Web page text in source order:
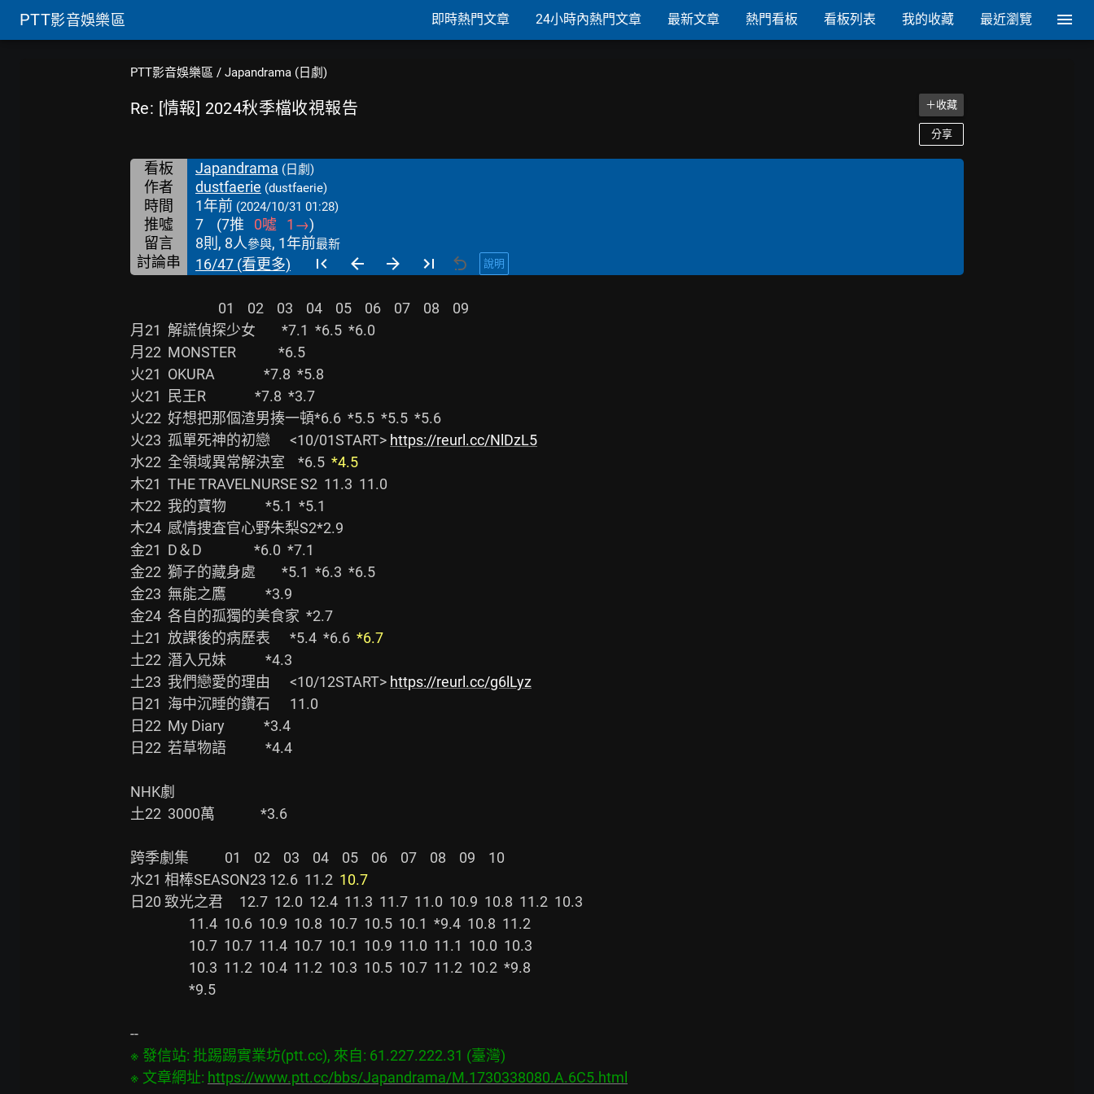
PTT影音娛樂區 即時熱門文章 24小時內熱門文章 最新文章 熱門看板 看板列表 我的收藏 最近瀏覽
PTT影音娛樂區 / Japandrama (日劇)
Re: [情報] 2024秋季檔收視報告 ＋收藏
分享
看板 Japandrama (日劇)
作者 dustfaerie (dustfaerie)
時間 1年前 (2024/10/31 01:28)
推噓 7 (7推 0噓 1 →)
留言
8則, 8人參與, 1年前最新
討論串 16/47 (看更多) 說明
月21  解謊偵探少女        *7.1  *6.5  *6.0
月22  MONSTER             *6.5
火21  OKURA               *7.8  *5.8
火21  民王R               *7.8  *3.7
火22  好想把那個渣男揍一頓*6.6  *5.5  *5.5  *5.6
火23  孤單死神的初戀      <10/01START> https://reurl.cc/NlDzL5
水22  全領域異常解決室    *6.5 *4.5
木21  THE TRAVELNURSE S2  11.3  11.0
木22  我的寶物            *5.1  *5.1
木24  感情捜査官心野朱梨S2*2.9
金21  D＆D                *6.0  *7.1
金22  獅子的藏身處        *5.1  *6.3  *6.5
金23  無能之鷹            *3.9
金24  各自的孤獨的美食家  *2.7
土21  放課後的病歷表      *5.4  *6.6 *6.7
土22  潛入兄妹            *4.3
土23  我們戀愛的理由      <10/12START> https://reurl.cc/g6lLyz
日21  海中沉睡的鑽石      11.0
日22  My Diary            *3.4
日22  若草物語            *4.4
NHK劇
土22  3000萬              *3.6
跨季劇集           01    02    03    04    05    06    07    08    09    10
水21 相棒SEASON23 12.6  11.2 10.7
日20 致光之君     12.7  12.0  12.4  11.3  11.7  11.0  10.9  10.8  11.2  10.3
※ 發信站: 批踢踢實業坊(ptt.cc), 來自: 61.227.222.31 (臺灣)
※ 文章網址: https://www.ptt.cc/bbs/Japandrama/M.1730338080.A.6C5.html